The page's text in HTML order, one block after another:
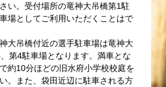
い。受付場所の竜神大吊橋第1駐
場としてご利用いただくことはで
大吊橋付近の選手駐車場は竜神大
第4駐車場となります。満車とな
約10分ほどの旧水府小学校校庭を
。また、袋田近辺に駐車される方